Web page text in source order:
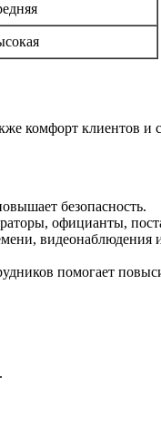
комфорт клиентов и
безопасность.
официанты,
видеонаблюдения
помогает